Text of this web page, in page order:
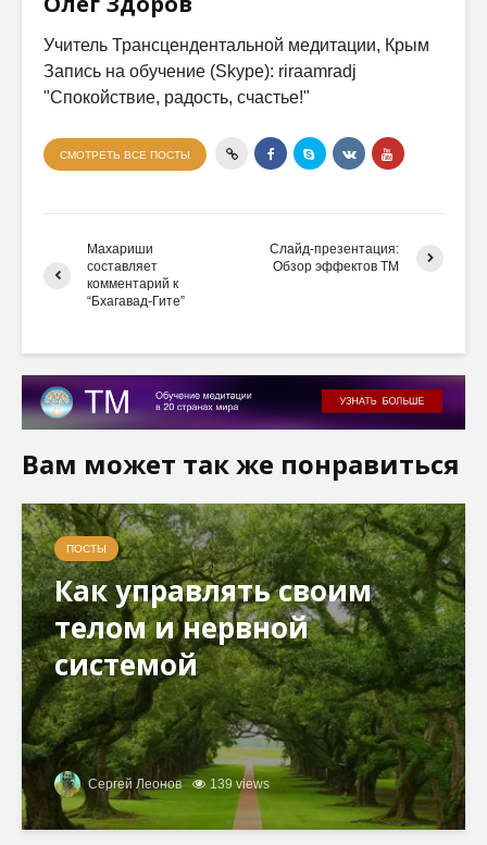
Учитель Трансцендентальной медитации, Крым
Запись на обучение (Skype): riraamradj
"Спокойствие, радость, счастье!"
СМОТРЕТЬ ВСЕ ПОСТЫ
Махариши
составляет
комментарий к
“Бхагавад-Гите”
Слайд-презентация:
Обзор эффектов ТМ
Вам может так же понравиться
ПОСТЫ
Как управлять своим
телом и нервной
системой
Сергей Леонов 139 views